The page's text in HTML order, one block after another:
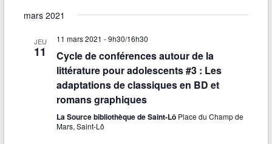
e
h
e
r
c
c
h
F
R
L
E
I
s
é
mars 2021
JEU
11
11 mars 2021 - 9h30/16h30
Cycle de conférences autour de la
littérature pour adolescents #3 : Les
adaptations de classiques en BD et
romans graphiques
La Source bibliothèque de Saint-Lô Place du Champ de
Mars, Saint-Lô